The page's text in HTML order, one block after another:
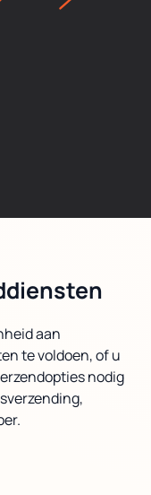
aan
te voldoen, of u
nodig